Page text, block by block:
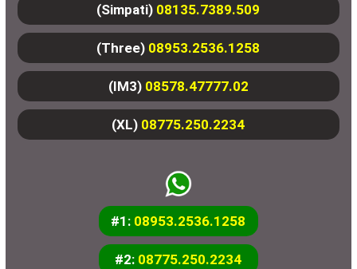
(Simpati) 08135.7389.509
(Three) 08953.2536.1258
(IM3) 08578.47777.02
(XL) 08775.250.2234
#1: 08953.2536.1258
#2: 08775.250.2234